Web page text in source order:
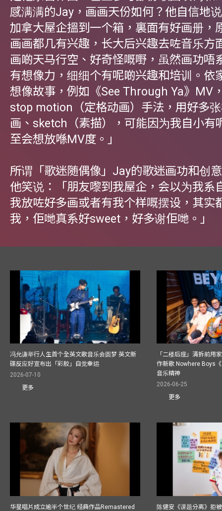
感满满的Jay，画画天份如何？他自信地
加拿大屋企搵到一个箱，裏面有好画册，
画画都几有兴趣，长大后兴趣去咗音乐方
画啲天马行空、好奇怪嘅嘢，虽然画功唔
有想像力，细细个有呢啲兴趣和培训。依
想像故事，例如《See Through Ya》MV
stop motion（定格动画）手法，用好多
画、sketch（素描），可能因为我自小有
至会想放喺MV度。」
所谓「歌迷随偶像」Jay的歌迷画功和创
他笑说：「朋友嚟到我屋企，会以为我系
我放咗好多画或者有我个样嘅摆设，其实
我，佢哋真系好sweet，好多谢佢哋。」
冯允谦举行人生首个全英文歌音乐会圆梦 英文新
碟反应好宣布出「彩胶」自觉幸运
2026-07-10
更多
「二楼后座」清拆前用
作新歌 Nowhere Boys
音乐精神
2026-06-25
更多
华星唱片成立逾半个世纪 经典作品Remastered
陈健安《课题分离》拒